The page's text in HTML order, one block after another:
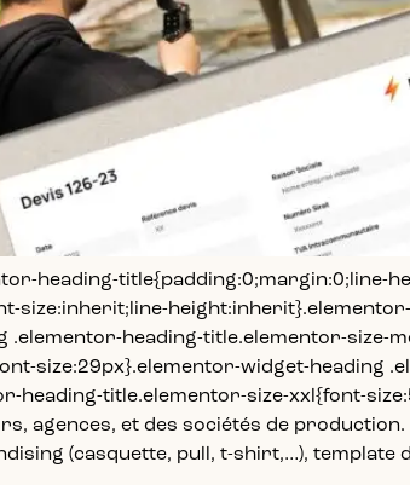
heading-title{padding:0;margin:0;line-
size:inherit;line-
heading-title.elementor-size-
size:29px}.elementor-widget-heading
heading-title.elementor-size-xxl{font-
agences, et des sociétés de
(casquette, pull, t-shirt,…), template